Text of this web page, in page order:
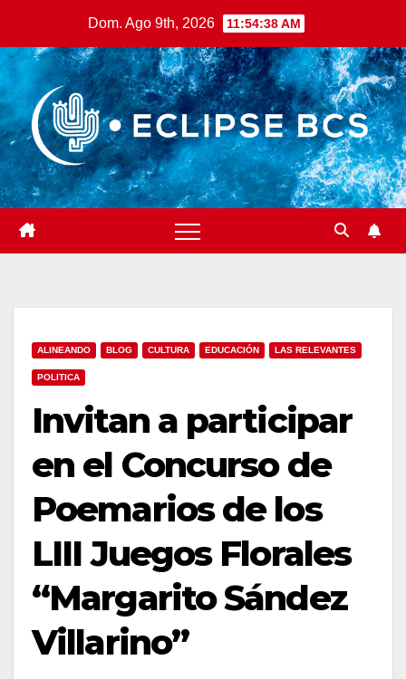
contenido
Dom. Ago 9th, 2026 11:54:40 AM
ALINEANDO BLOG CULTURA EDUCACIÓN LAS RELEVANTES
POLITICA
Invitan a participar
en el Concurso de
Poemarios de los
LIII Juegos Florales
“Margarito Sández
Villarino”